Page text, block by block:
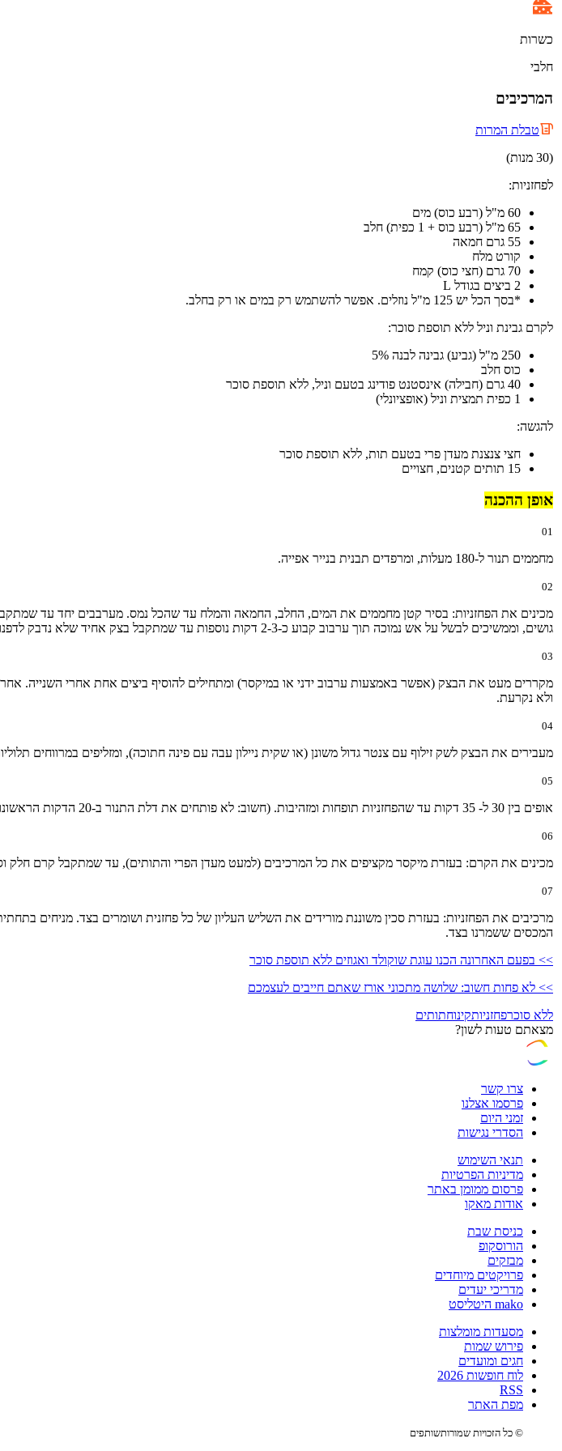
כשרות
חלבי
המרכיבים
טבלת המרות
(30 מנות)
לפחזניות:
60 מ"ל (רבע כוס) מים
65 מ"ל (רבע כוס + 1 כפית) חלב
55 גרם חמאה
קורט מלח
70 גרם (חצי כוס) קמח
2 ביצים בגודל L
*בסך הכל יש 125 מ"ל נוזלים. אפשר להשתמש רק במים או רק בחלב.
לקרם גבינת וניל ללא תוספת סוכר:
250 מ"ל (גביע) גבינה לבנה 5%
כוס חלב
40 גרם (חבילה) אינסטנט פודינג בטעם וניל, ללא תוספת סוכר
1 כפית תמצית וניל (אופציונלי)
להגשה:
חצי צנצנת מעדן פרי בטעם תות, ללא תוספת סוכר
15 תותים קטנים, חצויים
אופן ההכנה
01
מחממים תנור ל-180 מעלות, ומרפדים תבנית בנייר אפייה.
02
מכינים את הפחזניות: בסיר קטן מחממים את המים, החלב, החמאה והמלח עד שהכל נמס. מערבבים יחד עד
גושים, וממשיכים לבשל על אש נמוכה תוך ערבוב קבוע כ-2-3 דקות נוספות עד שמתקבל בצק אחיד שלא נדבק לדפנות הסיר.
03
מקררים מעט את הבצק (אפשר באמצעות ערבוב ידני או במיקסר) ומתחילים להוסיף ביצים אחת אחרי השנייה.
ולא נקרעת.
04
מעבירים את הבצק לשק זילוף עם צנטר גדול משונן (או שקית ניילון עבה עם פינה חתוכה), ומזליפים במרווחים
05
אופים בין 30 ל- 35 דקות עד שהפחזניות תופחות ומזהיבות. (חשוב: לא פותחים את דלת התנור ב-20 הדקות הראשונות). מוציאים ומצננים.
06
מכינים את הקרם: בעזרת מיקסר מקציפים את כל המרכיבים (למעט מעדן הפרי והתותים), עד שמתקבל קרם חלק
07
מרכיבים את הפחזניות: בעזרת סכין משוננת מורידים את השליש העליון של כל פחזנית ושומרים בצד. מניחים
המכסים ששמרנו בצד.
>> בפעם האחרונה הכנו עוגת שוקולד ואגוזים ללא תוספת סוכר
>> לא פחות חשוב: שלושה מתכוני אורז שאתם חייבים לעצמכם
ללא סוכרפחזניותקינוחתותים
מצאתם טעות לשון?
צרו קשר
פרסמו אצלנו
זמני היום
הסדרי נגישות
תנאי השימוש
מדיניות הפרטיות
פרסום ממומן באתר
אודות מאקו
כניסת שבת
הורוסקופ
מבזקים
פרויקטים מיוחדים
מדריכי יעדים
mako היטליסט
מסעדות מומלצות
פירוש שמות
חגים ומועדים
לוח חופשות 2026
RSS
מפת האתר
© כל הזכויות שמורותשותפים